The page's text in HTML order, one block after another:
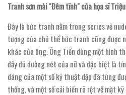
Tranh sơn mài "Đêm tĩnh" của họa sĩ
Đây là bức tranh nằm trong series vẽ
tượng của chủ thể bức tranh cũng được
khác của ông. Ông Tiến dùng một hình
đầy đủ đường nét của nữ và đặc biệt là
dáng của một số kỹ thuật dập đã từng
thống, và một số cải biến rõ rệt về mặt